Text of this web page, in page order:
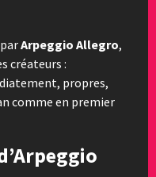
Arpeggio Allegro,
créateurs :
propres,
comme en premier